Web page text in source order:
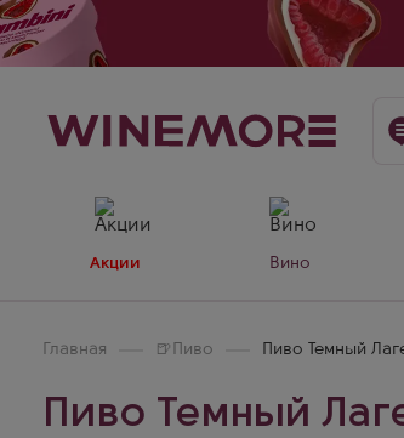
Акции Вино
Главная 🍺 Пиво Пиво Темный
Пиво Темный